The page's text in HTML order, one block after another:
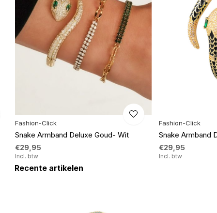
Fashion-Click
Snake Armband Deluxe Goud- Wit
€29,95
Incl. btw
Fashion-Click
Snake Armband
€29,95
Incl. btw
Recente artikelen